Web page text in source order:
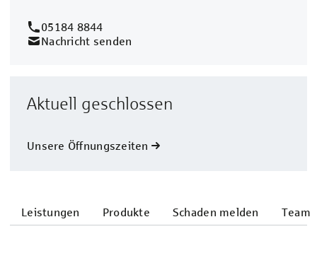
05184 8844
Nachricht senden
Aktuell geschlossen
Unsere Öffnungszeiten
Leistungen Produkte Schaden melden Team